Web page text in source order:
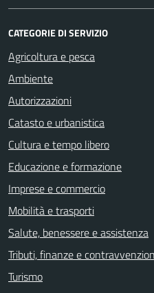
CATEGORIE DI SERVIZIO
Agricoltura e pesca
Ambiente
Autorizzazioni
Catasto e urbanistica
Cultura e tempo libero
Educazione e formazione
Imprese e commercio
Mobilità e trasporti
Salute, benessere e assistenza
Tributi, finanze e
Turismo